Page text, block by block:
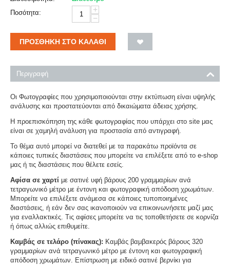
Ποσότητα:
+
−
ΠΡΟΣΘΉΚΗ ΣΤΟ ΚΑΛΆΘΙ
Περιγραφή
Οι Φωτογραφίες που χρησιμοποιούνται στην εκτύπωση είναι υψηλής
ανάλυσης και προστατεύονται από δικαιώματα άδειας χρήσης.
Η προεπισκόπηση της κάθε φωτογραφίας που υπάρχει στο site μας
είναι σε χαμηλή ανάλυση για προστασία από αντιγραφή.
Το θέμα αυτό μπορεί να διατεθεί με τα παρακάτω προϊόντα σε
κάποιες τυπικές διαστάσεις που μπορείτε να επιλέξετε από το e-shop
μας ή τις διαστάσεις που θέλετε εσείς.
Αφίσα σε χαρτί με σατινέ υφή βάρους 200 γραμμαρίων ανά
τετραγωνικό μέτρο με έντονη και φωτογραφική απόδοση χρωμάτων.
Μπορείτε να επιλέξετε ανάμεσα σε κάποιες τυποποιημένες
διαστάσεις, ή εάν δεν σας ικανοποιούν να επικοινωνήσετε μαζί μας
για εναλλακτικές. Τις αφίσες μπορείτε να τις τοποθετήσετε σε κορνίζα
ή όπως αλλιώς επιθυμείτε.
Καμβάς σε τελάρο (πίνακας): Καμβάς βαμβακερός βάρους 320
γραμμαρίων ανά τετραγωνικό μέτρο με έντονη και φωτογραφική
απόδοση χρωμάτων. Επίστρωση με ειδικό σατινέ βερνίκι για